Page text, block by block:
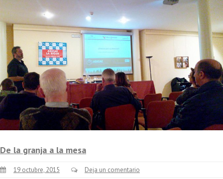
De la granja a la mesa
19 octubre, 2015 Deja un comentario